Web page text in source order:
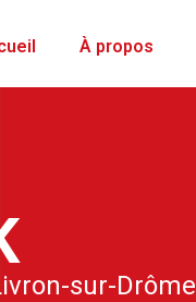
À propos
sur-Drôme